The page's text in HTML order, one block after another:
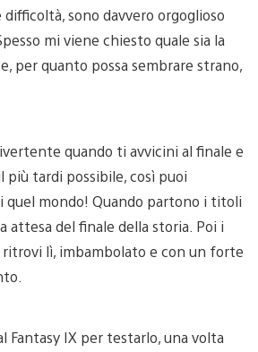
sono davvero orgoglioso
mi viene chiesto quale sia la
per quanto possa sembrare strano,
quando ti avvicini al finale e
più tardi possibile, così puoi
quel mondo! Quando partono i titoli
attesa del finale della storia. Poi i
lì, imbambolato e con un forte
Fantasy IX per testarlo, una volta